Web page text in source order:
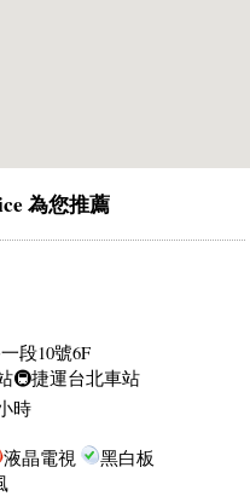
為您推薦
段10號6F
🚇捷運台北車站
時
液晶電視
黑白板